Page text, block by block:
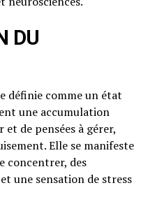
DU
définie comme un état
une accumulation
et de pensées à gérer,
Elle se manifeste
concentrer, des
une sensation de stress